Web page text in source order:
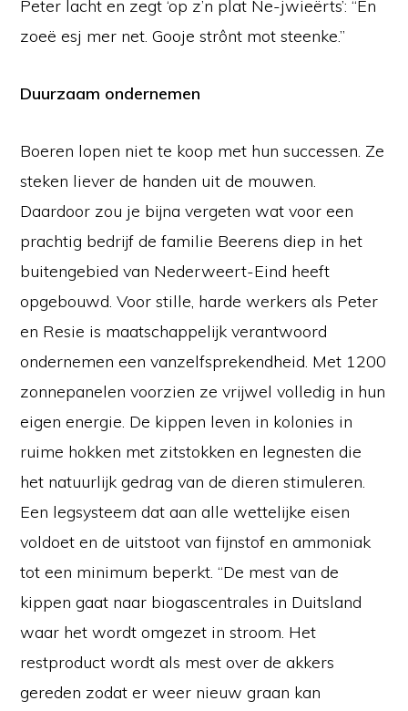
Peter lacht en zegt ‘op z’n plat Ne-jwieërts’: “En
zoeë esj mer net. Gooje strônt mot steenke.”
Duurzaam ondernemen
Boeren lopen niet te koop met hun successen. Ze
steken liever de handen uit de mouwen.
Daardoor zou je bijna vergeten wat voor een
prachtig bedrijf de familie Beerens diep in het
buitengebied van Nederweert-Eind heeft
opgebouwd. Voor stille, harde werkers als Peter
en Resie is maatschappelijk verantwoord
ondernemen een vanzelfsprekendheid. Met 1200
zonnepanelen voorzien ze vrijwel volledig in hun
eigen energie. De kippen leven in kolonies in
ruime hokken met zitstokken en legnesten die
het natuurlijk gedrag van de dieren stimuleren.
Een legsysteem dat aan alle wettelijke eisen
voldoet en de uitstoot van fijnstof en ammoniak
tot een minimum beperkt. “De mest van de
kippen gaat naar biogascentrales in Duitsland
waar het wordt omgezet in stroom. Het
restproduct wordt als mest over de akkers
gereden zodat er weer nieuw graan kan